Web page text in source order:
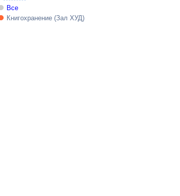
Все
Книгохранение (Зал ХУД)